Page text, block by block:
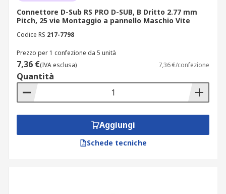
Connettore D-Sub RS PRO D-SUB, B Dritto 2.77 mm
Pitch, 25 vie Montaggio a pannello Maschio Vite
Codice RS 217-7798
Prezzo per 1 confezione da 5 unità
7,36 €(IVA esclusa) 7,36 €/confezione
Quantità
Aggiungi
Schede tecniche